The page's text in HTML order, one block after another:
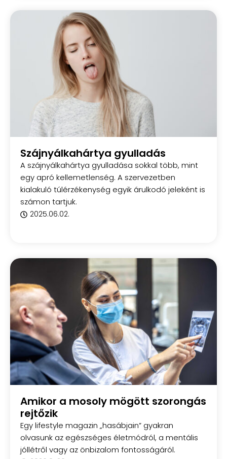
Szájnyálkahártya gyulladás
A szájnyálkahártya gyulladása sokkal több, mint
egy apró kellemetlenség. A szervezetben
kialakuló túlérzékenység egyik árulkodó jeleként is
számon tartjuk.
2025.06.02.
Amikor a mosoly mögött szorongás
rejtőzik
Egy lifestyle magazin „hasábjain” gyakran
olvasunk az egészséges életmódról, a mentális
jóllétről vagy az önbizalom fontosságáról.